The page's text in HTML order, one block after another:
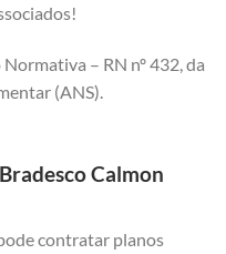
– RN nº 432, da
(ANS).
Calmon
contratar planos